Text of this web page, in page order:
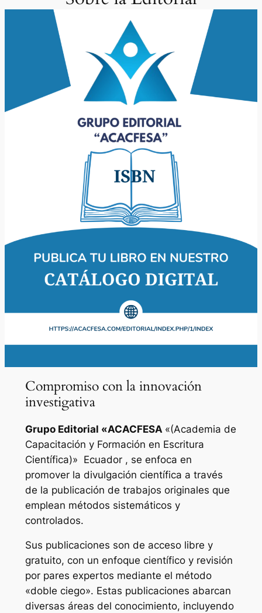
Compromiso con la innovación
investigativa
Grupo Editorial «ACACFESA «(Academia de
Capacitación y Formación en Escritura
Científica)» Ecuador , se enfoca en
promover la divulgación científica a través
de la publicación de trabajos originales que
emplean métodos sistemáticos y
controlados.
Sus publicaciones son de acceso libre y
gratuito, con un enfoque científico y revisión
por pares expertos mediante el método
«doble ciego». Estas publicaciones abarcan
diversas áreas del conocimiento, incluyendo